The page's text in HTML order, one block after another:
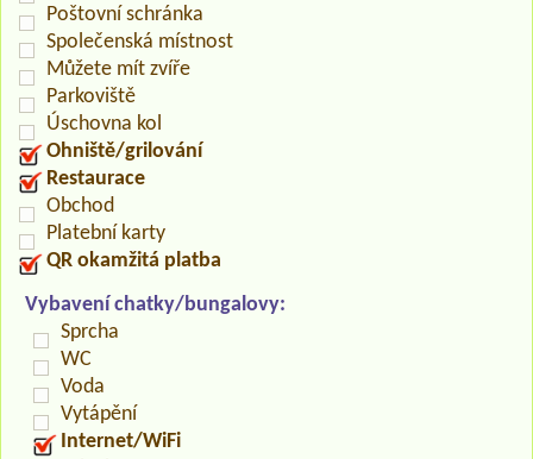
Poštovní schránka
Společenská místnost
Můžete mít zvíře
Parkoviště
Úschovna kol
Ohniště/grilování
Restaurace
Obchod
Platební karty
QR okamžitá platba
Vybavení chatky/bungalovy:
Sprcha
WC
Voda
Vytápění
Internet/WiFi